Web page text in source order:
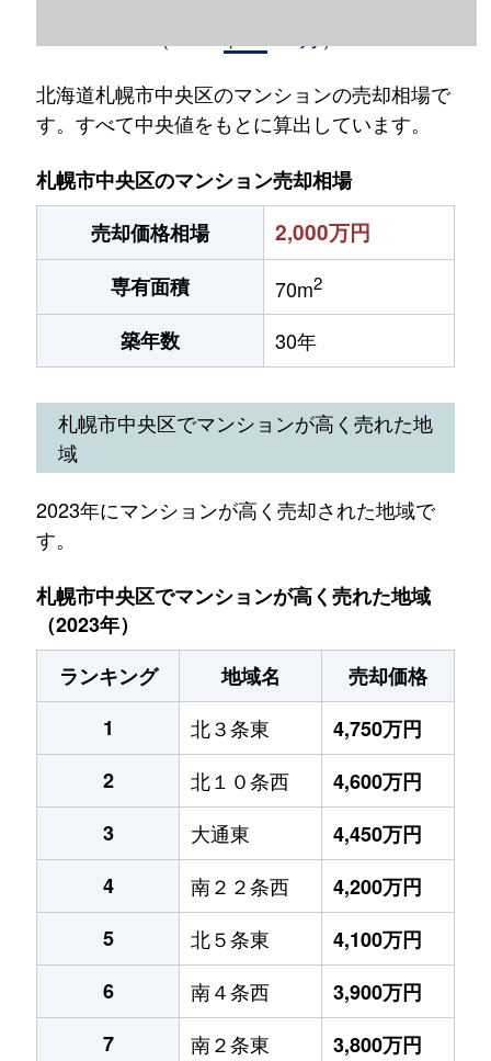
北海道札幌市中央区のマンションの売却相場で
す。すべて中央値をもとに算出しています。
札幌市中央区のマンション売却相場
売却価格相場
2,000万円
専有面積 70m2
築年数 30年
札幌市中央区でマンションが高く売れた地
域
2023年にマンションが高く売却された地域で
す。
札幌市中央区でマンションが高く売れた地域
（2023年）
ランキング
地域名
売却価格
1
北３条東
4,750万円
2
北１０条西
4,600万円
3
大通東
4,450万円
4
南２２条西
4,200万円
5
北５条東
4,100万円
6
南４条西
3,900万円
7
南２条東 3,800万円